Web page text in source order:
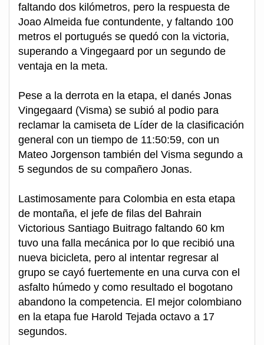
faltando dos kilómetros, pero la respuesta de
Joao Almeida fue contundente, y faltando 100
metros el portugués se quedó con la victoria,
superando a Vingegaard por un segundo de
ventaja en la meta.
Pese a la derrota en la etapa, el danés Jonas
Vingegaard (Visma) se subió al podio para
reclamar la camiseta de Líder de la clasificación
general con un tiempo de 11:50:59, con un
Mateo Jorgenson también del Visma segundo a
5 segundos de su compañero Jonas.
Lastimosamente para Colombia en esta etapa
de montaña, el jefe de filas del Bahrain
Victorious Santiago Buitrago faltando 60 km
tuvo una falla mecánica por lo que recibió una
nueva bicicleta, pero al intentar regresar al
grupo se cayó fuertemente en una curva con el
asfalto húmedo y como resultado el bogotano
abandono la competencia. El mejor colombiano
en la etapa fue Harold Tejada octavo a 17
segundos.